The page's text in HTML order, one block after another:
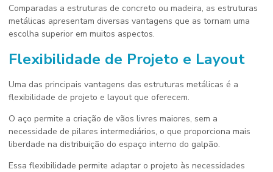
Comparadas a estruturas de concreto ou madeira, as estruturas
metálicas apresentam diversas vantagens que as tornam uma
escolha superior em muitos aspectos.
Flexibilidade de Projeto e Layout
Uma das principais vantagens das estruturas metálicas é a
flexibilidade de projeto e layout que oferecem.
O aço permite a criação de vãos livres maiores, sem a
necessidade de pilares intermediários, o que proporciona mais
liberdade na distribuição do espaço interno do galpão.
Essa flexibilidade permite adaptar o projeto às necessidades